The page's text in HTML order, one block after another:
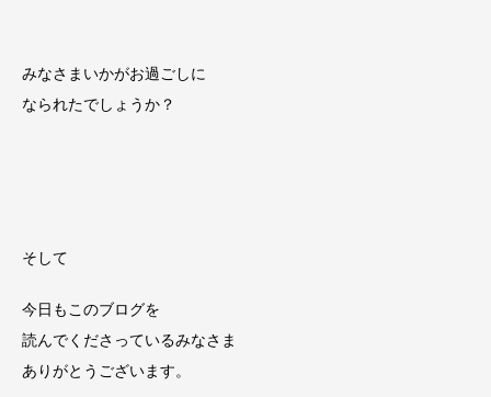
みなさまいかがお過ごしに
なられたでしょうか？
そして
今日もこのブログを
読んでくださっているみなさま
ありがとうございます。